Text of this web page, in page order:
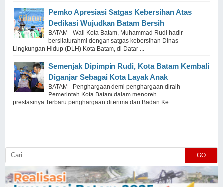
Pemko Apresiasi Satgas Kebersihan Atas
Dedikasi Wujudkan Batam Bersih
BATAM - Wali Kota Batam, Muhammad Rudi hadir
bersilaturahmi dengan satgas kebersihan Dinas
Lingkungan Hidup (DLH) Kota Batam, di Datar ...
Semenjak Dipimpin Rudi, Kota Batam Kembali
Diganjar Sebagai Kota Layak Anak
BATAM - Penghargaan demi penghargaan diraih
Pemerintah Kota Batam dalam menoreh
prestasinya.Terbaru penghargaan diterima dari Badan Ke ...
GO